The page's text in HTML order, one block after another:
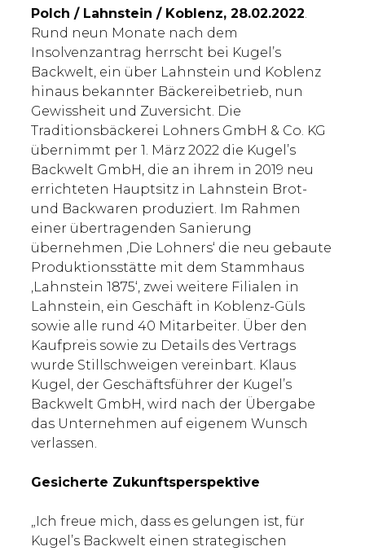
Polch / Lahnstein / Koblenz, 28.02.2022
Rund neun Monate nach dem
Insolvenzantrag herrscht bei Kugel’s
Backwelt, ein über Lahnstein und Koblenz
hinaus bekannter Bäckereibetrieb, nun
Gewissheit und Zuversicht. Die
Traditionsbäckerei Lohners GmbH & Co. KG
übernimmt per 1. März 2022 die Kugel’s
Backwelt GmbH, die an ihrem in 2019 neu
errichteten Hauptsitz in Lahnstein Brot-
und Backwaren produziert. Im Rahmen
einer übertragenden Sanierung
übernehmen ‚Die Lohners‘ die neu gebaute
Produktionsstätte mit dem Stammhaus
,Lahnstein 1875‘, zwei weitere Filialen in
Lahnstein, ein Geschäft in Koblenz-Güls
sowie alle rund 40 Mitarbeiter. Über den
Kaufpreis sowie zu Details des Vertrags
wurde Stillschweigen vereinbart. Klaus
Kugel, der Geschäftsführer der Kugel’s
Backwelt GmbH, wird nach der Übergabe
das Unternehmen auf eigenem Wunsch
verlassen.
Gesicherte Zukunftsperspektive
„Ich freue mich, dass es gelungen ist, für
Kugel’s Backwelt einen strategischen